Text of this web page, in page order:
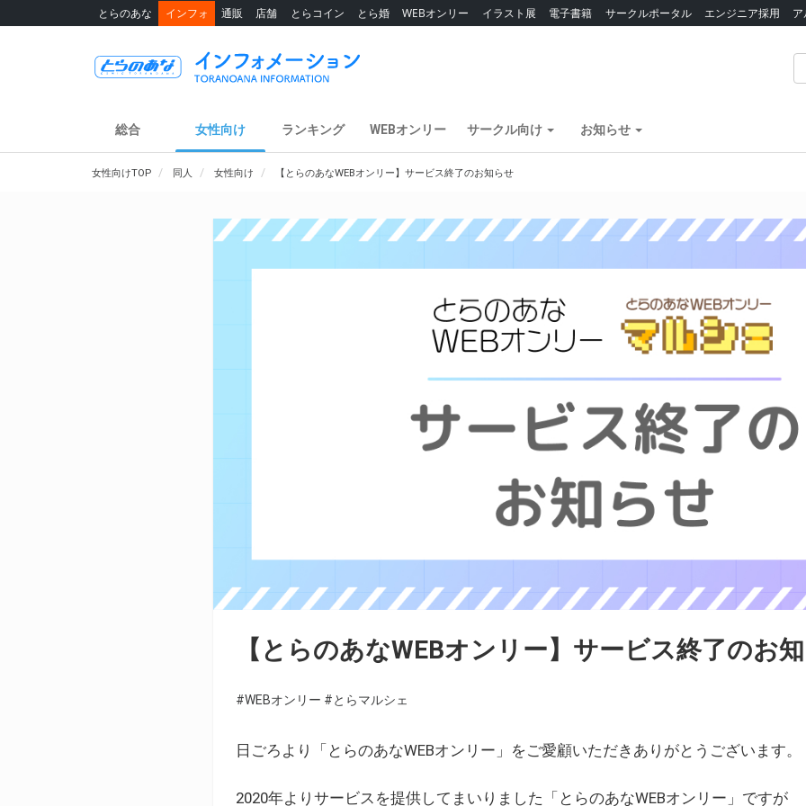
とらのあな インフォ 通販 店舗 とらコイン とら婚 WEBオンリー イラスト展 電子書籍 サークルポータル エンジニア採用
総合 女性向け ランキング WEBオンリー サークル向け お知らせ
女性向けTOP 同人 女性向け 【とらのあなWEBオンリー】サービス終了のお知らせ
【とらのあなWEBオンリー】サービス終了のお
#WEBオンリー #とらマルシェ
日ごろより「とらのあなWEBオンリー」をご愛顧いただきありがとうございます。
2020年よりサービスを提供してまいりました「とらのあなWEBオンリー」ですが